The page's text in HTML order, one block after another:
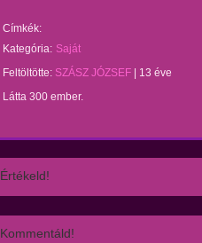
Címkék:
Kategória: Saját
Feltöltötte: SZÁSZ JÓZSEF
13 éve
Látta 300 ember.
Értékeld!
Kommentáld!